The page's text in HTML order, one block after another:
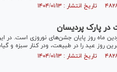
در پارک پردیسان
ماه روز پایان جشن‌های نوروزی است. در
روز عید را در طبیعت، ودر کنار سبزه و